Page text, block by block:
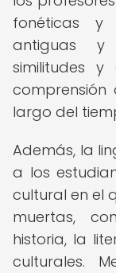
fonéticas y
antiguas y
similitudes
largo del
Además, la
a los
cultural en el
muertas,
historia, la
culturales.